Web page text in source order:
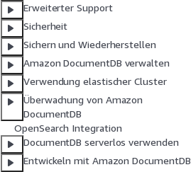
Erweiterter Support
Sicherheit
Sichern und Wiederherstellen
Amazon DocumentDB verwalten
Verwendung elastischer Cluster
Überwachung von Amazon
DocumentDB
OpenSearch Integration
DocumentDB serverlos verwenden
Entwickeln mit Amazon DocumentDB